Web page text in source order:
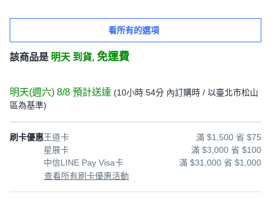
看所有的選項
該商品是 明天 到貨, 免運費
明天(週六) 8/8 預計送達 (10小時 54分 內訂購時 / 以臺北市松山
區為基準)
刷卡優惠王道卡
滿 $1,500 省 $75
星展卡
滿 $3,000 省 $100
中信LINE Pay Visa卡
滿 $31,000 省 $1,000
查看所有刷卡優惠活動